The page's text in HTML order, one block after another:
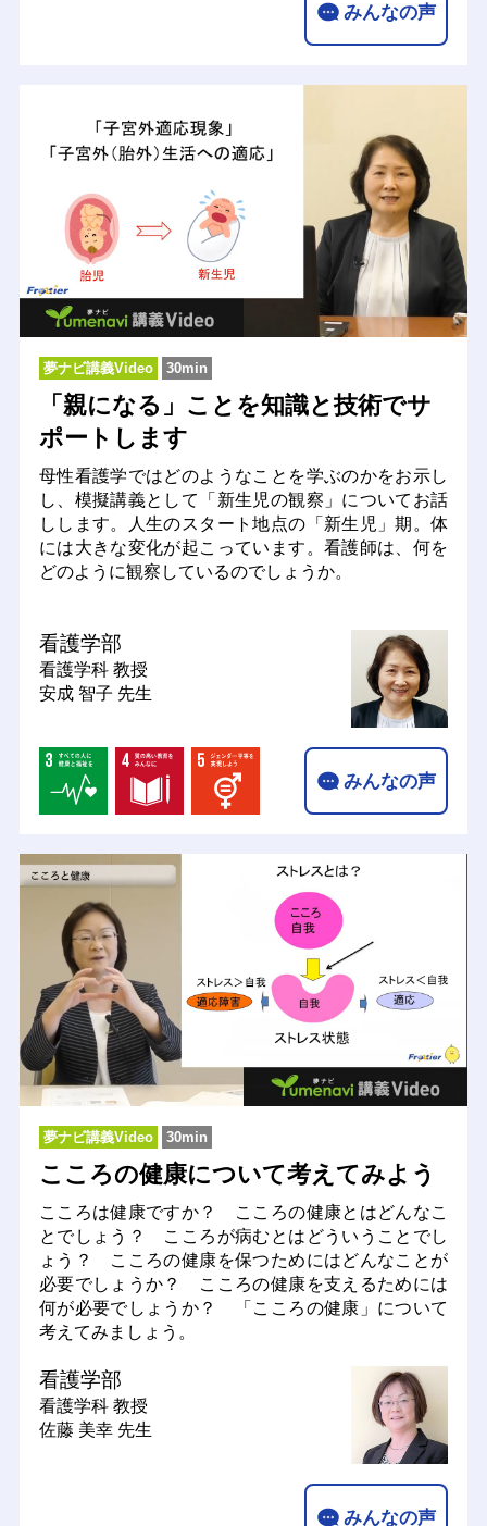
みんなの声
夢ナビ講義Video 30min
「親になる」ことを知識と技術でサ
ポートします
母性看護学ではどのようなことを学ぶのかをお示し
し、模擬講義として「新生児の観察」についてお話
しします。人生のスタート地点の「新生児」期。体
には大きな変化が起こっています。看護師は、何を
どのように観察しているのでしょうか。
看護学部
看護学科 教授
安成 智子 先生
みんなの声
夢ナビ講義Video 30min
こころの健康について考えてみよう
こころは健康ですか？ こころの健康とはどんなこ
とでしょう？ こころが病むとはどういうことでし
ょう？ こころの健康を保つためにはどんなことが
必要でしょうか？ こころの健康を支えるためには
何が必要でしょうか？ 「こころの健康」について
考えてみましょう。
看護学部
看護学科 教授
佐藤 美幸 先生
みんなの声